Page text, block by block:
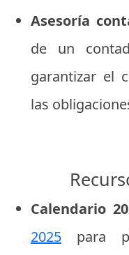
Asesoría
de un
garantizar el
las
Calendario
2025
para